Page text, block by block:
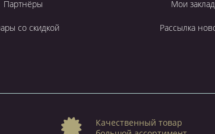
Партнёры
со скидкой
Мои
Рассылка
Качественный товар